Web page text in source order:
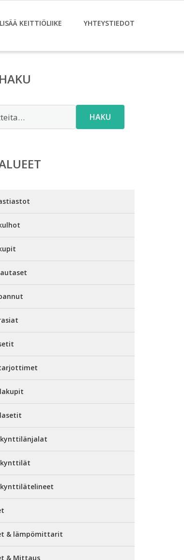
LISÄÄ KEITTIÖLIIKE YHTEYSTIEDOT
HAKU
& lämpömittarit
& Mittaus